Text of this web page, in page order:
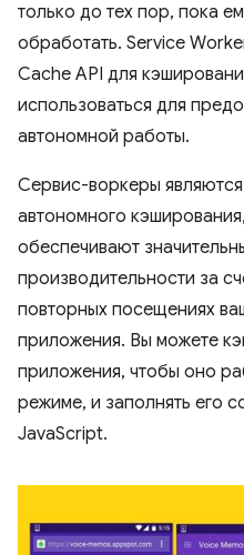
только до тех пор, пока
обработать. Service
Cache API для
использоваться для
автономной работы.
Сервис-воркеры
автономного
обеспечивают
производительности за
повторных посещениях
приложения. Вы можете
приложения, чтобы оно
режиме, и заполнять его
JavaScript.